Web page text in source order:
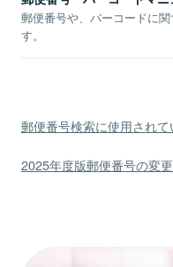
郵便番号や、バーコードに
す。
郵便番号検索に使用され
2025年度版郵便番号の変